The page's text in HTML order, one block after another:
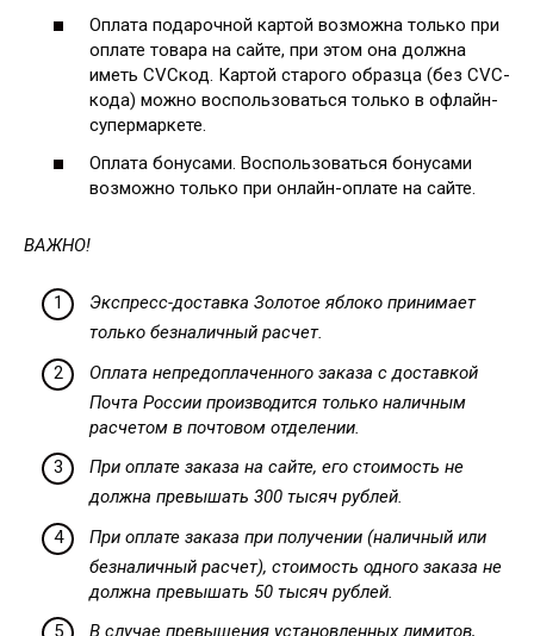
Оплата подарочной картой возможна только при
оплате товара на сайте, при этом она должна
иметь CVCкод. Картой старого образца (без CVC-
кода) можно воспользоваться только в офлайн-
супермаркете.
Оплата бонусами. Воспользоваться бонусами
возможно только при онлайн-оплате на сайте.
ВАЖНО!
Экспресс-доставка Золотое яблоко принимает
только безналичный расчет.
Оплата непредоплаченного заказа с доставкой
Почта России производится только наличным
расчетом в почтовом отделении.
При оплате заказа на сайте, его стоимость не
должна превышать 300 тысяч рублей.
При оплате заказа при получении (наличный или
безналичный расчет), стоимость одного заказа не
должна превышать 50 тысяч рублей.
В случае превышения установленных лимитов,